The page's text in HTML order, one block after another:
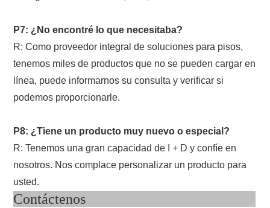
P7: ¿No encontré lo que necesitaba?
R: Como proveedor integral de soluciones para pisos,
tenemos miles de productos que no se pueden cargar en
línea, puede informarnos su consulta y verificar si
podemos proporcionarle.
P8: ¿Tiene un producto muy nuevo o especial?
R: Tenemos una gran capacidad de I + D y confíe en
nosotros. Nos complace personalizar un producto para
usted.
Contáctenos